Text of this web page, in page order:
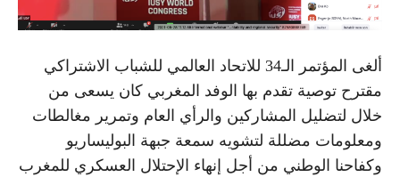
ألغى المؤتمر الـ34 للاتحاد العالمي للشباب الاشتراكي
مقترح توصية تقدم بها الوفد المغربي كان يسعى من
خلال لتضليل المشاركين والرأي العام وتمرير مغالطات
ومعلومات مضللة لتشويه سمعة جبهة البوليساريو
وكفاحنا الوطني من أجل إنهاء الإحتلال العسكري للمغرب